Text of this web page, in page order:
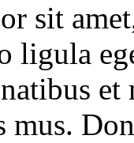
sit
ligula
mus.